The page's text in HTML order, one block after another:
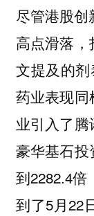
尽管港股创
高点滑落
文提及的
药业表现
业引入了
豪华基石
到2282.4倍
到了5月22